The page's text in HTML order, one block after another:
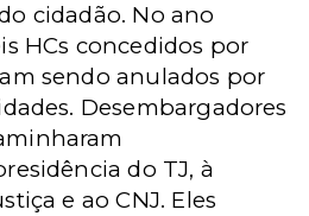
cidadão. No ano
HCs concedidos por
sendo anulados por
Desembargadores
do TJ, à
e ao CNJ. Eles